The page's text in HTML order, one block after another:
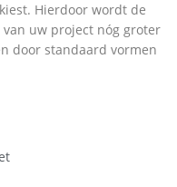
Hierdoor wordt de
uw project nóg groter
door standaard vormen